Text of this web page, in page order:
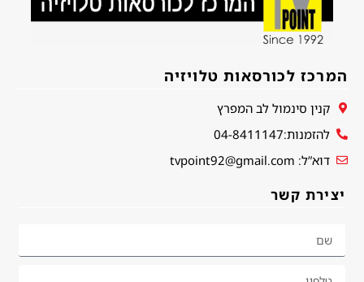
המרכז לכורסאות טלויזיה
קנין סינמול לב המפרץ
להזמנות:04-8411147
דוא”ל: tvpoint92@gmail.com
יצירת קשר